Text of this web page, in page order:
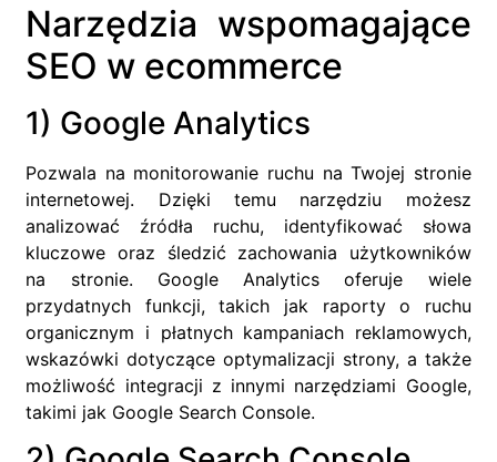
Narzędzia wspomagające
SEO w ecommerce
1) Google Analytics
Pozwala na monitorowanie ruchu na Twojej stronie
internetowej. Dzięki temu narzędziu możesz
analizować źródła ruchu, identyfikować słowa
kluczowe oraz śledzić zachowania użytkowników
na stronie. Google Analytics oferuje wiele
przydatnych funkcji, takich jak raporty o ruchu
organicznym i płatnych kampaniach reklamowych,
wskazówki dotyczące optymalizacji strony, a także
możliwość integracji z innymi narzędziami Google,
takimi jak Google Search Console.